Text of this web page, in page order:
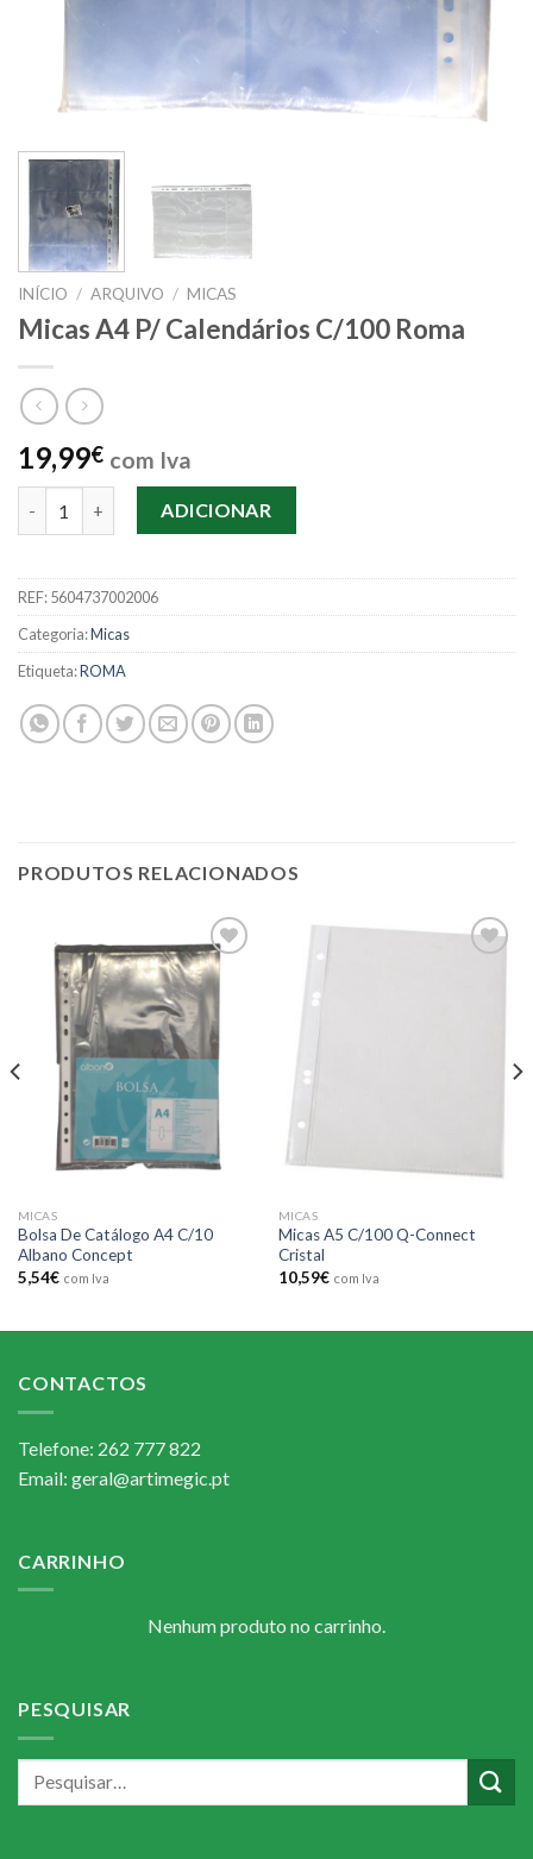
INÍCIO / ARQUIVO / MICAS
Micas A4 P/ Calendários C/100 Roma
19,99€ com Iva
Quantidade de Micas A4 P/ Calendários C/100 Roma
ADICIONAR
REF:5604737002006
Categoria:Micas
Etiqueta:ROMA
PRODUTOS RELACIONADOS
Add to
wishlist
MICAS
Bolsa De Catálogo A4 C/10
Albano Concept
5,54€ com Iva
MICAS
Micas A5 C/100 Q-Connect
Cristal
10,59€ com Iva
CONTACTOS
Telefone: 262 777 822
Email: geral@artimegic.pt
CARRINHO
Nenhum produto no carrinho.
PESQUISAR